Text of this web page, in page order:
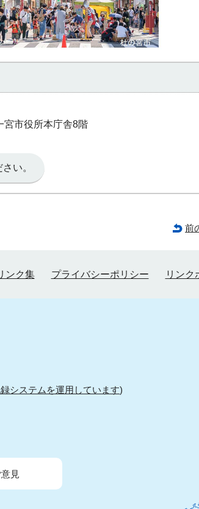
市役所本庁舎8階
い。
前
ンク集 プライバシーポリシー リンク
システムを運用しています)
見